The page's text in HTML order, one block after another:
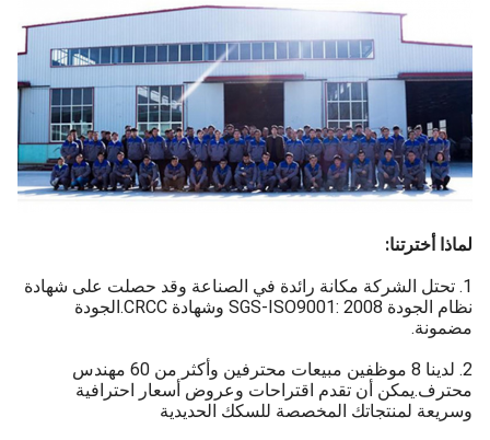
لماذا أخترتنا:
1. تحتل الشركة مكانة رائدة في الصناعة وقد حصلت على شهادة
نظام الجودة SGS-ISO9001: 2008 وشهادة CRCC.الجودة
مضمونة.
2. لدينا 8 موظفين مبيعات محترفين وأكثر من 60 مهندس
محترف.يمكن أن تقدم اقتراحات وعروض أسعار احترافية
وسريعة لمنتجاتك المخصصة للسكك الحديدية